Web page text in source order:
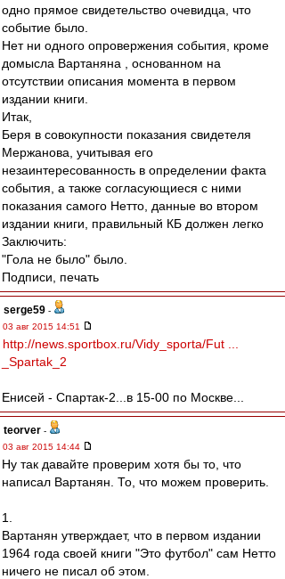
одно прямое свидетельство очевидца, что
событие было.
Нет ни одного опровержения события, кроме
домысла Вартаняна , основанном на
отсутствии описания момента в первом
издании книги.
Итак,
Беря в совокупности показания свидетеля
Мержанова, учитывая его
незаинтересованность в определении факта
события, а также согласующиеся с ними
показания самого Нетто, данные во втором
издании книги, правильный КБ должен легко
Заключить:
"Гола не было" было.
Подписи, печать
serge59 -
03 авг 2015 14:51
http://news.sportbox.ru/Vidy_sporta/Fut ...
_Spartak_2
Енисей - Спартак-2...в 15-00 по Москве...
teorver -
03 авг 2015 14:44
Ну так давайте проверим хотя бы то, что
написал Вартанян. То, что можем проверить.
1.
Вартанян утверждает, что в первом издании
1964 года своей книги "Это футбол" сам Нетто
ничего не писал об этом.